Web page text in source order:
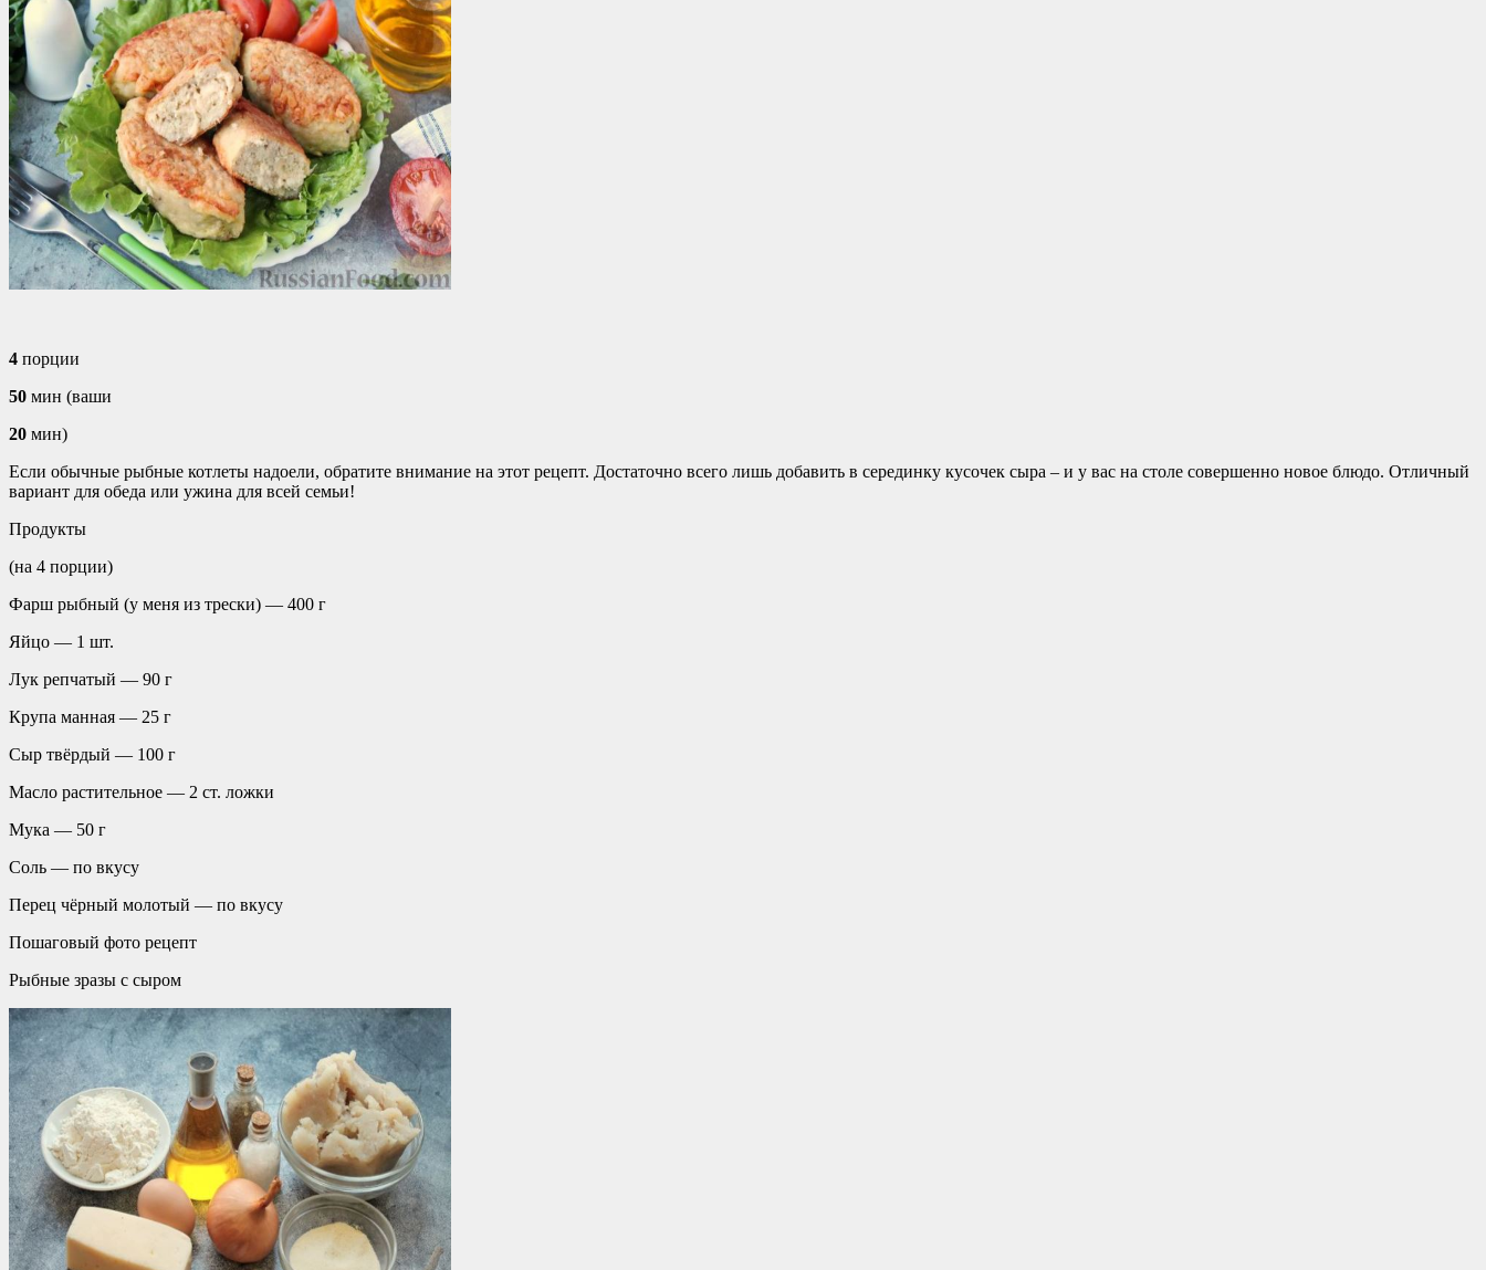
4 порции
50 мин (ваши
20 мин)
Если обычные рыбные котлеты надоели, обратите внимание на этот рецепт. Достаточно всего лишь добавить в серединку кусочек сыра – и у вас на столе совершенно новое блюдо. Отличный
вариант для обеда или ужина для всей семьи!
Продукты
(на 4 порции)
Фарш рыбный (у меня из трески) — 400 г
Яйцо — 1 шт.
Лук репчатый — 90 г
Крупа манная — 25 г
Сыр твёрдый — 100 г
Масло растительное — 2 ст. ложки
Мука — 50 г
Соль — по вкусу
Перец чёрный молотый — по вкусу
Пошаговый фото рецепт
Рыбные зразы с сыром